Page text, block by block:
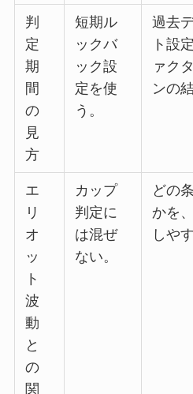
判
定
期
間
の
見
方
短期ル
ックバ
ック設
定を使
う。
過去
ト設
ァク
ンの
エ
リ
オ
ッ
ト
波
動
と
の
関
カップ
判定に
は混ぜ
ない。
どの
かを
しや